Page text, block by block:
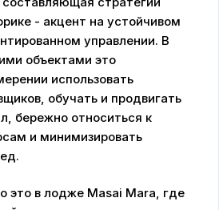
- акцент на устойчивом
управлении. В
объектами это
использовать
обучать и продвигать
бережно относиться к
и минимизировать
это в лодже Masai Mara, где